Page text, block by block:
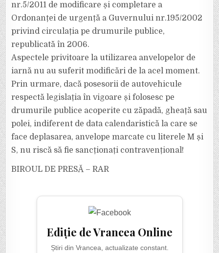
nr.5/2011 de modificare și completare a
Ordonanței de urgență a Guvernului nr.195/2002
privind circulația pe drumurile publice,
republicată în 2006.
Aspectele privitoare la utilizarea anvelopelor de
iarnă nu au suferit modificări de la acel moment.
Prin urmare, dacă posesorii de autovehicule
respectă legislația în vigoare și folosesc pe
drumurile publice acoperite cu zăpadă, gheață sau
polei, indiferent de data calendaristică la care se
face deplasarea, anvelope marcate cu literele M și
S, nu riscă să fie sancționați contravențional!
BIROUL DE PRESĂ – RAR
Ediție de Vrancea Online
Știri din Vrancea, actualizate constant.